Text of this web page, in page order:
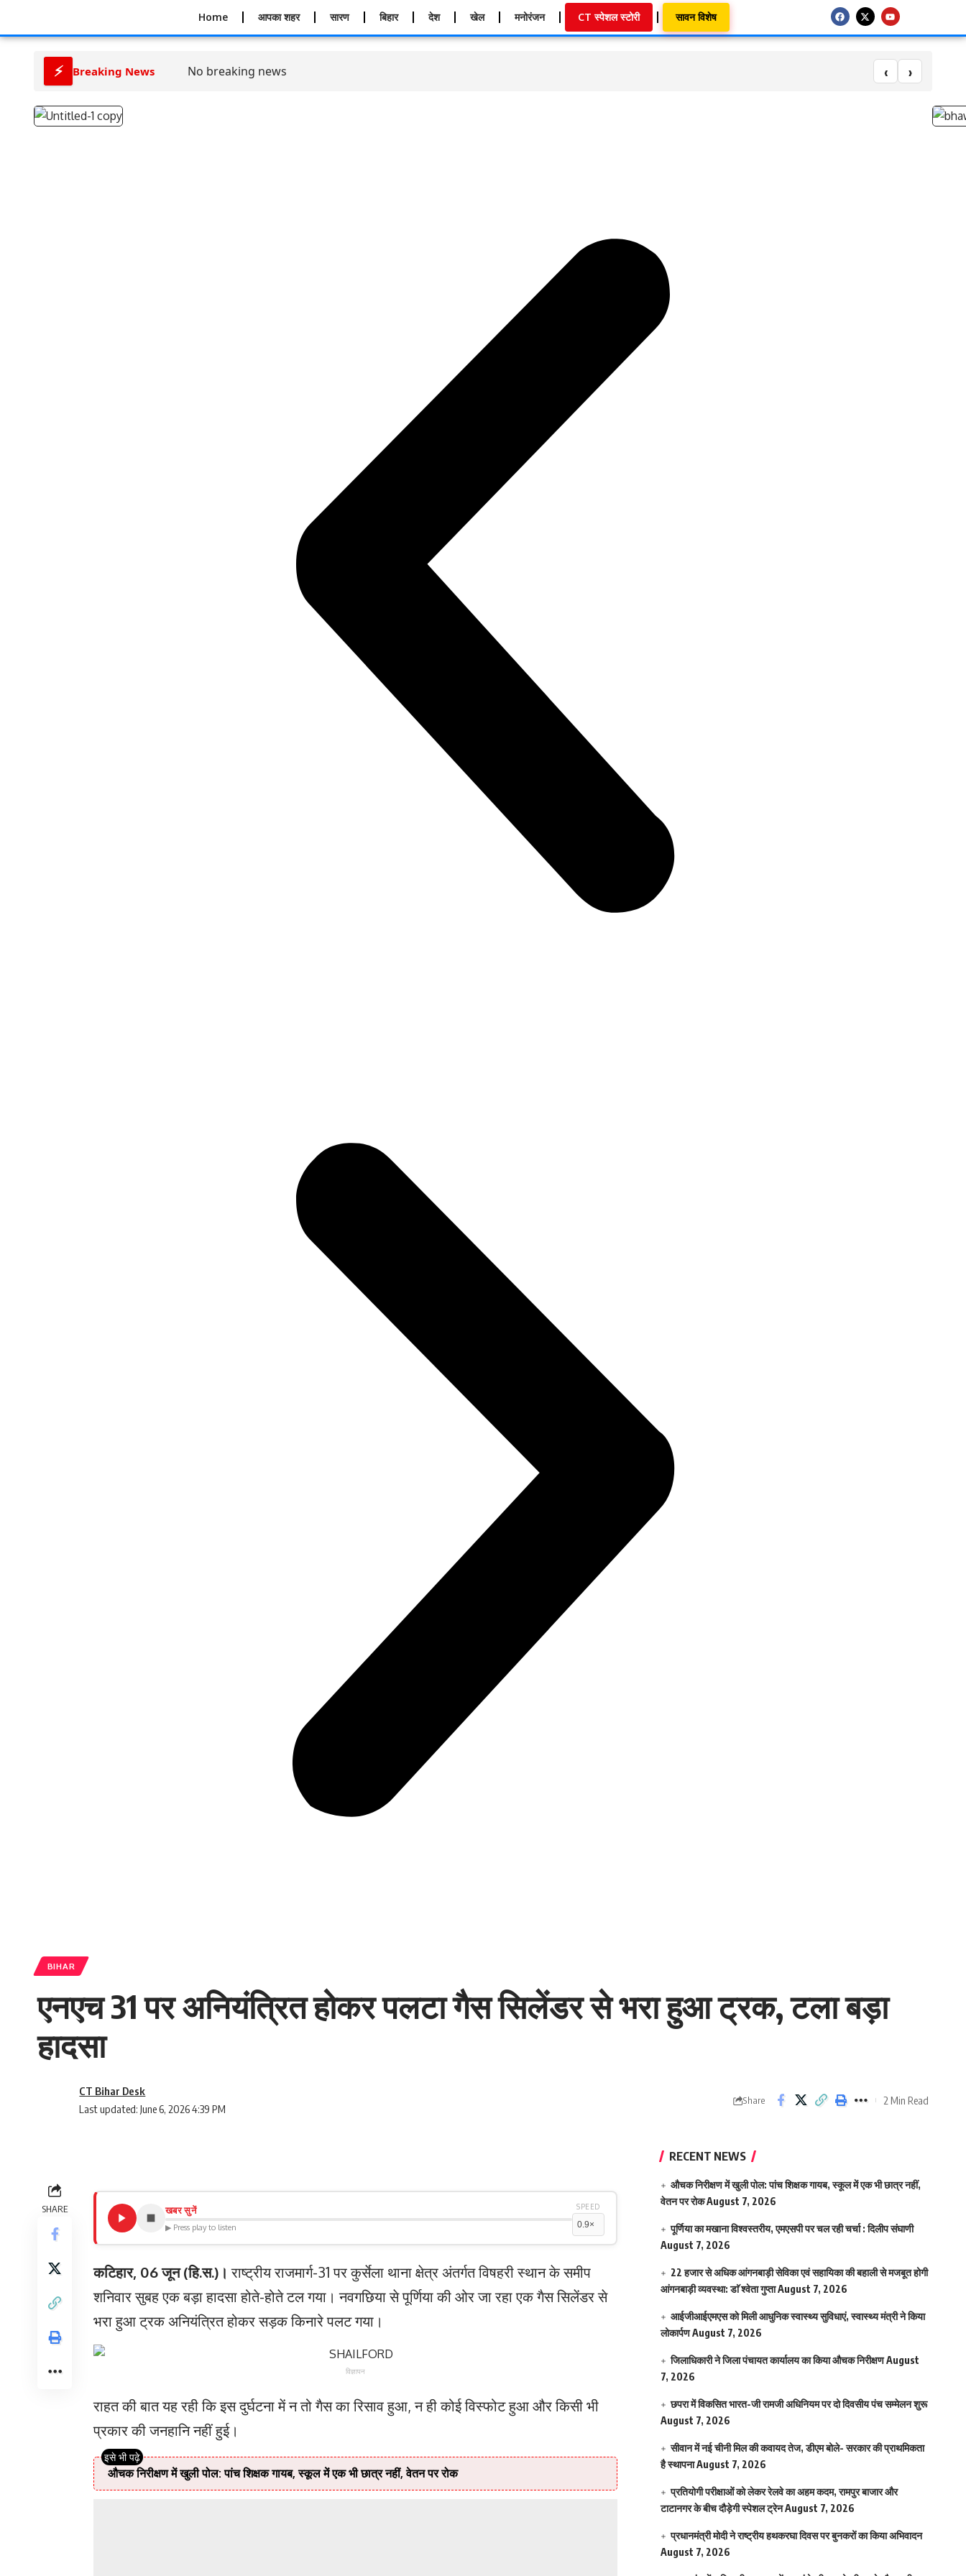
Home आपका शहर सारण बिहार देश खेल मनोरंजन CT स्पेशल स्टोरी सावन विशेष
⚡ Breaking News No breaking news ‹ ›
BIHAR
एनएच 31 पर अनियंत्रित होकर पलटा गैस सिलेंडर से भरा हुआ ट्रक, टला बड़ा
हादसा
Last updated: June 6, 2026 4:39 PM
CT Bihar Desk
Share 2 Min Read
SHARE खबर सुनें
▶ Press play to listen
SPEED
कटिहार, 06 जून (हि.स.)।राष्ट्रीय राजमार्ग-31 पर कुर्सेला थाना क्षेत्र अंतर्गत विषहरी स्थान के समीप
शनिवार सुबह एक बड़ा हादसा होते-होते टल गया। नवगछिया से पूर्णिया की ओर जा रहा एक गैस सिलेंडर से
भरा हुआ ट्रक अनियंत्रित होकर सड़क किनारे पलट गया।
विज्ञापन
राहत की बात यह रही कि इस दुर्घटना में न तो गैस का रिसाव हुआ, न ही कोई विस्फोट हुआ और किसी भी
प्रकार की जनहानि नहीं हुई।
औचक निरीक्षण में खुली पोल: पांच शिक्षक गायब, स्कूल में एक भी छात्र नहीं, वेतन पर रोक
RECENT NEWS
औचक निरीक्षण में खुली पोल: पांच शिक्षक गायब, स्कूल में एक भी छात्र नहीं,
वेतन पर रोकAugust 7, 2026
पूर्णिया का मखाना विश्वस्तरीय, एमएसपी पर चल रही चर्चा : दिलीप संघाणी
August 7, 2026
22 हजार से अधिक आंगनबाड़ी सेविका एवं सहायिका की बहाली से मजबूत होगी
आंगनबाड़ी व्यवस्था: डाॅ श्वेता गुप्ताAugust 7, 2026
आईजीआईएमएस काे मिली आधुनिक स्वास्थ्य सुविधाएं, स्वास्थ्य मंत्री ने किया
लोकार्पणAugust 7, 2026
जिलाधिकारी ने जिला पंचायत कार्यालय का किया औचक निरीक्षणAugust
7, 2026
छपरा में विकसित भारत-जी रामजी अधिनियम पर दो दिवसीय पंच सम्मेलन शुरू
August 7, 2026
सीवान में नई चीनी मिल की कवायद तेज, डीएम बोले- सरकार की प्राथमिकता
है स्थापनाAugust 7, 2026
प्रतियोगी परीक्षाओं को लेकर रेलवे का अहम कदम, रामपुर बाजार और
टाटानगर के बीच दौड़ेगी स्पेशल ट्रेनAugust 7, 2026
प्रधानमंत्री मोदी ने राष्ट्रीय हथकरघा दिवस पर बुनकरों का किया अभिवादन
August 7, 2026